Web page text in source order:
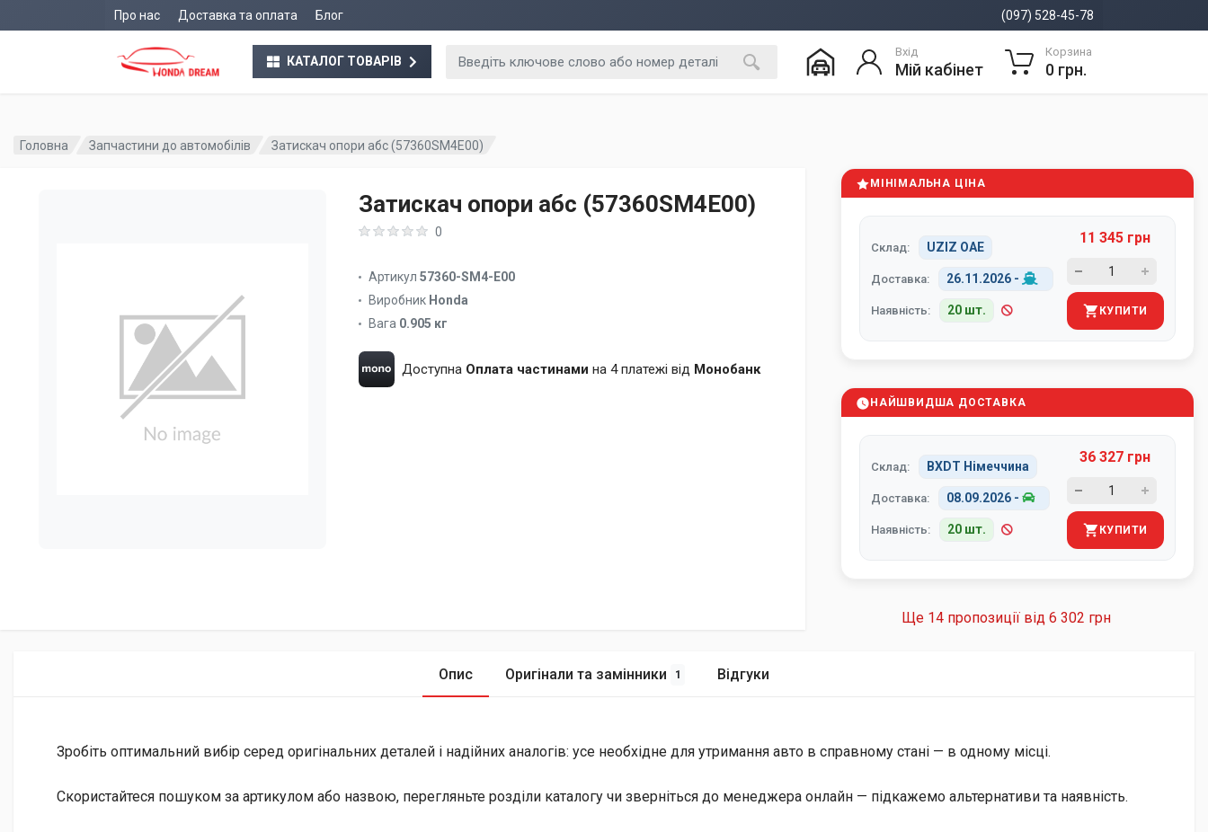
Про нас Доставка та оплата Блог (097) 528-45-78
КАТАЛОГ ТОВАРІВ
Вхід
Мій кабінет
Корзина
0 грн.
Головна Запчастини до автомобілів Затискач опори абс (57360SM4E00)
Затискач опори абс (57360SM4E00)
0
Артикул 57360-SM4-E00
Виробник Honda
Вага 0.905 кг
Доступна Оплата частинами на 4 платежі від Монобанк
МІНІМАЛЬНА ЦІНА
Склад: UZIZ ОАЕ
Доставка: 26.11.2026 -
Наявність: 20 шт.
11 345 грн
КУПИТИ
НАЙШВИДША ДОСТАВКА
Склад: BXDT Німеччина
Доставка: 08.09.2026 -
Наявність: 20 шт.
36 327 грн
КУПИТИ
Ще 14 пропозиції від6 302 грн
Опис Оригінали та замінники 1 Відгуки
Зробіть оптимальний вибір серед оригінальних деталей і надійних аналогів: усе необхідне для утримання авто в справному стані — в одному місці.
Скористайтеся пошуком за артикулом або назвою, перегляньте розділи каталогу чи зверніться до менеджера онлайн — підкажемо альтернативи та наявність.